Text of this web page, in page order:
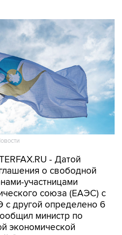
- Датой
о свободной
участницами
союза (ЕАЭС) с
другой определено 6
министр по
экономической